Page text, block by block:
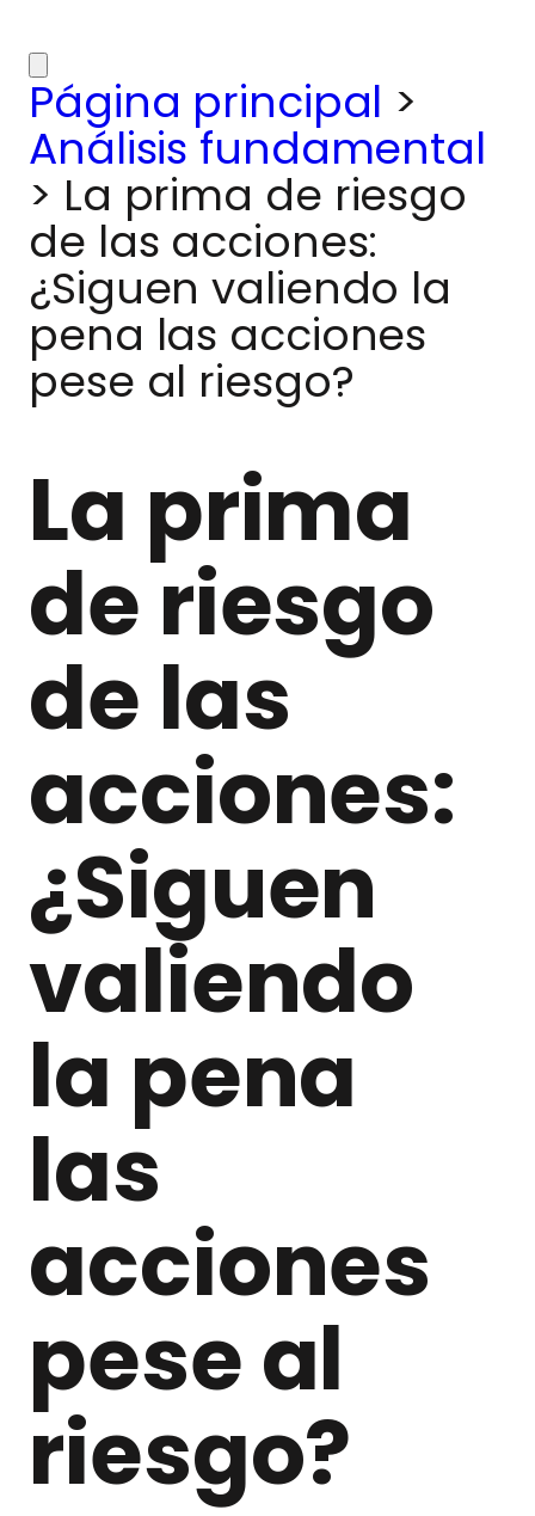
Página principal >
Análisis fundamental
> La prima de riesgo
de las acciones:
¿Siguen valiendo la
pena las acciones
pese al riesgo?
La prima
de riesgo
de las
acciones:
¿Siguen
valiendo
la pena
las
acciones
pese al
riesgo?